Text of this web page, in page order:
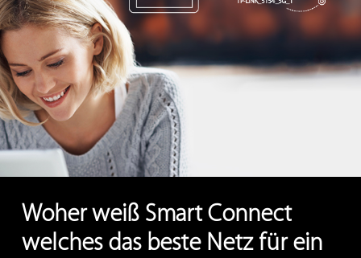
Woher weiß Smart Connect
welches das beste Netz für ein